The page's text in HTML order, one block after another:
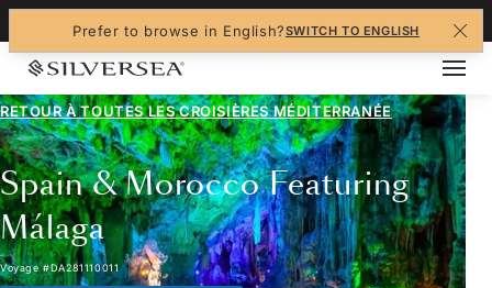
Prefer to browse in English?SWITCH TO ENGLISH
RETOUR À TOUTES LESCROISIÈRES MÉDITERRANÉE
Spain & Morocco Featuring
Málaga
Voyage#DA281110011